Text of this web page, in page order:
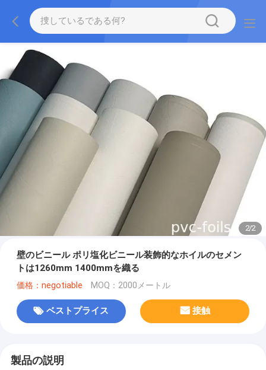
2/2
壁のビニール ポリ塩化ビニール装飾的なホイルのセメン
トは1260mm 1400mmを織る
価格：negotiable MOQ：2000メートル
ベストプライス 接触
製品の説明